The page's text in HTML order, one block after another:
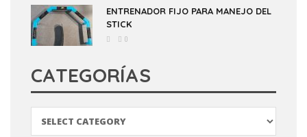
ENTRENADOR FIJO PARA MANEJO DEL
STICK
0
CATEGORÍAS